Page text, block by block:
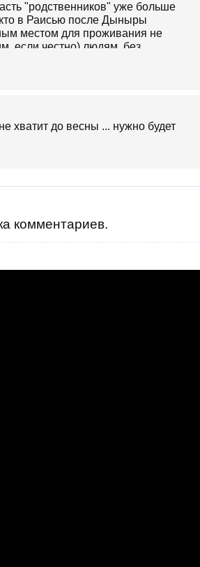
"родственников" уже больше
в Раисью после Дыныры
местом для проживания не
если честно) людям, без
хватит до весны ... нужно будет
комментариев.